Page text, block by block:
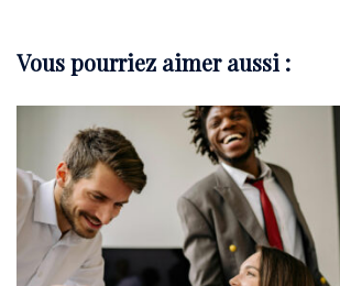
Vous pourriez aimer aussi :